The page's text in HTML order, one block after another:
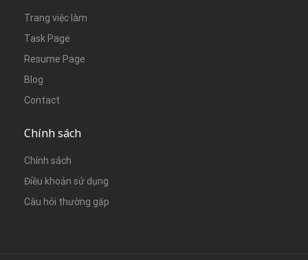
Trang việc làm
Task Page
Resume Page
Blog
Contact
Chính sách
Chính sách
Điều khoản sử dụng
Câu hỏi thường gặp